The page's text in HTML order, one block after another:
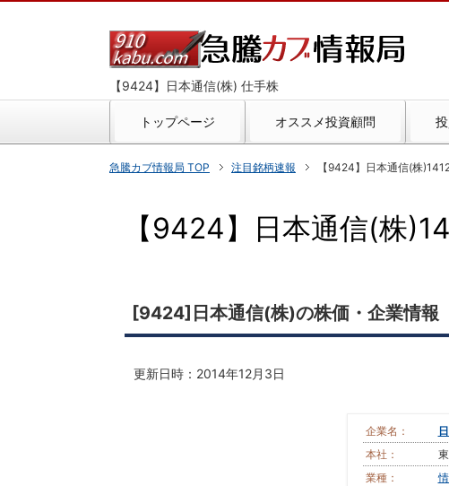
【9424】日本通信(株) 仕手株
トップページ オススメ投資顧問
急騰カブ情報局 TOP 注目銘柄速報 【9424】日本通信(株
【9424】日本通信(株
[9424]日本通信(株)の株価・企業情報
更新日時： 2014年12月3日
企業名：
本社：
業種：